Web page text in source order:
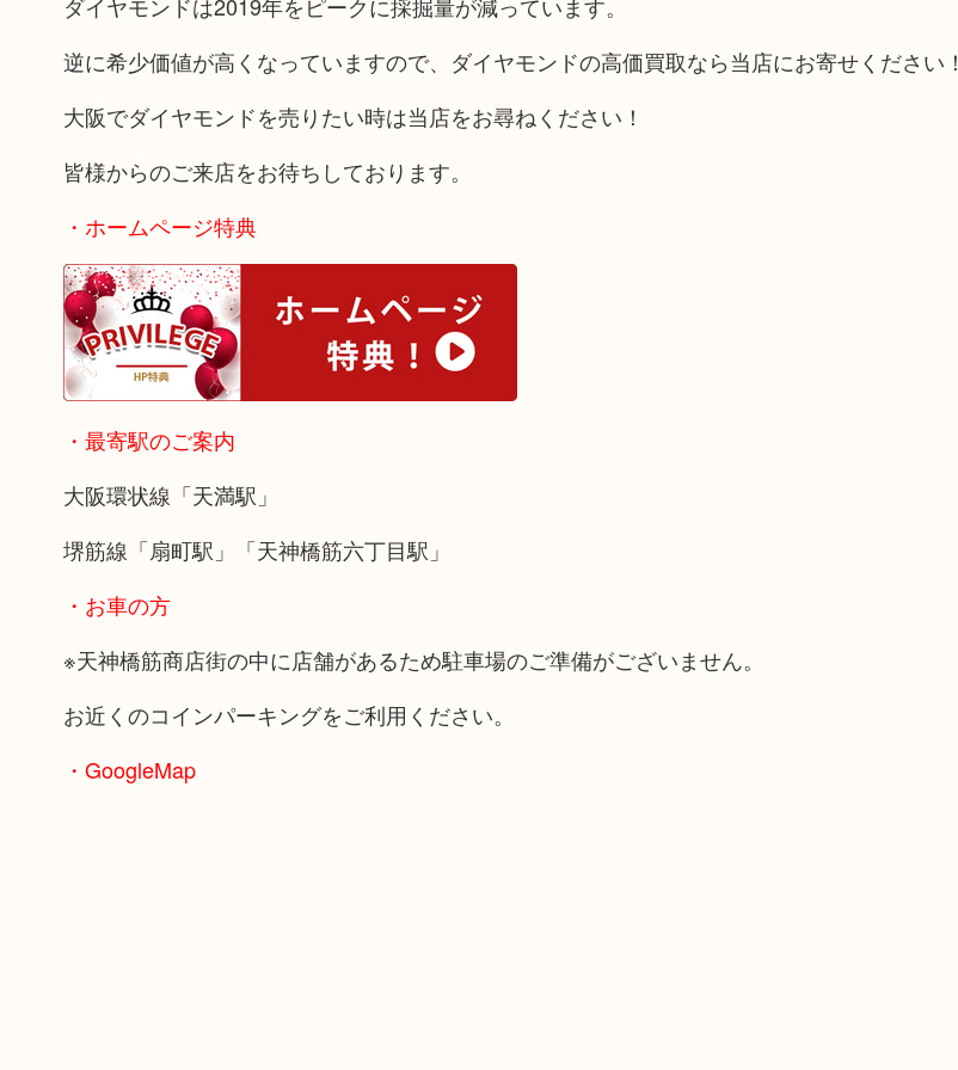
逆に希少価値が高くなっていますので、ダイヤモンドの高価買取なら当店にお寄せください！
大阪でダイヤモンドを売りたい時は当店をお尋ねください！
皆様からのご来店をお待ちしております。
・ホームページ特典
・最寄駅のご案内
大阪環状線「天満駅」
堺筋線「扇町駅」「天神橋筋六丁目駅」
・お車の方
※天神橋筋商店街の中に店舗があるため駐車場のご準備がございません。
お近くのコインパーキングをご利用ください。
・GoogleMap